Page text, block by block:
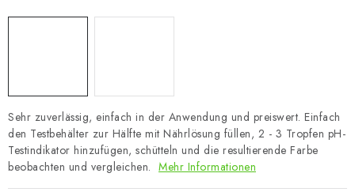
Sehr zuverlässig, einfach in der Anwendung und preiswert. Einfach
den Testbehälter zur Hälfte mit Nährlösung füllen, 2 - 3 Tropfen pH-
Testindikator hinzufügen, schütteln und die resultierende Farbe
beobachten und vergleichen. Mehr Informationen